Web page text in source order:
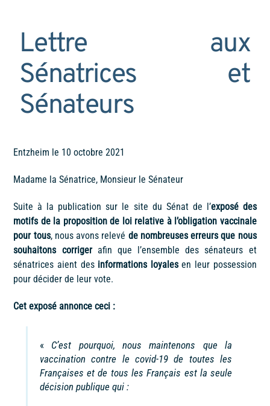
Lettre aux
Sénatrices et
Sénateurs
Entzheim le 10 octobre 2021
Madame la Sénatrice, Monsieur le Sénateur
Suite à la publication sur le site du Sénat de l’exposé des
motifs de la proposition de loi relative à l’obligation vaccinale
pour tous, nous avons relevé de nombreuses erreurs que nous
souhaitons corrigerafin que l’ensemble des sénateurs et
sénatrices aient des informations loyalesen leur possession
pour décider de leur vote.
Cet exposé annonce ceci :
« C’est pourquoi, nous maintenons que la
vaccination contre le covid-19 de toutes les
Françaises et de tous les Français est la seule
décision publique qui :